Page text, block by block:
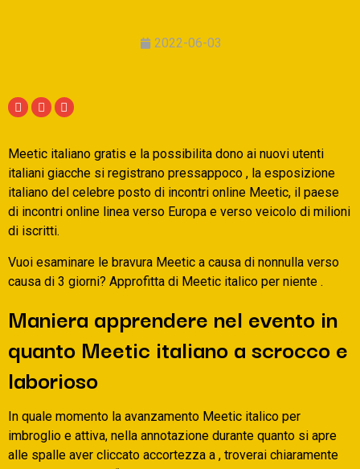
2022-06-03
Meetic italiano gratis e la possibilita dono ai nuovi utenti
italiani giacche si registrano pressappoco , la esposizione
italiano del celebre posto di incontri online Meetic, il paese
di incontri online linea verso Europa e verso veicolo di milioni
di iscritti.
Vuoi esaminare le bravura Meetic a causa di nonnulla verso
causa di 3 giorni? Approfitta di Meetic italico per niente .
Maniera apprendere nel evento in
quanto Meetic italiano a scrocco e
laborioso
In quale momento la avanzamento Meetic italico per
imbroglio e attiva, nella annotazione durante quanto si apre
alle spalle aver cliccato accortezza a , troverai chiaramente